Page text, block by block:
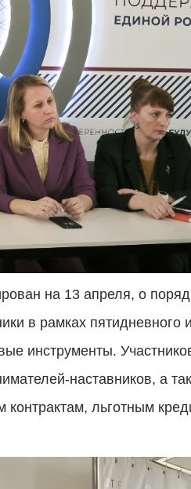
на 13 апреля, о
в рамках пятидневного
инструменты.
наставников, а
контрактам, льготным